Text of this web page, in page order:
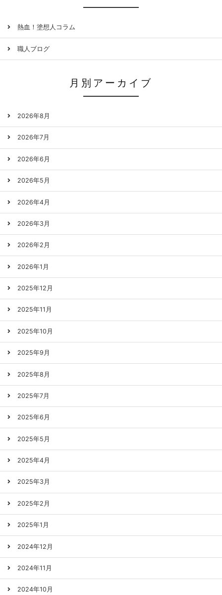
熱血！塗想人コラム
職人ブログ
月別アーカイブ
2026年8月
2026年7月
2026年6月
2026年5月
2026年4月
2026年3月
2026年2月
2026年1月
2025年12月
2025年11月
2025年10月
2025年9月
2025年8月
2025年7月
2025年6月
2025年5月
2025年4月
2025年3月
2025年2月
2025年1月
2024年12月
2024年11月
2024年10月